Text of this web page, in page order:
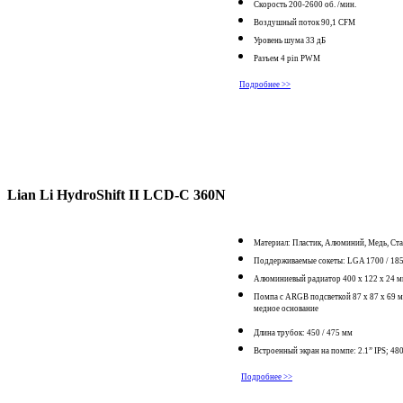
Скорость 200-2600 об. /мин.
Воздушный поток 90,1 CFM
Уровень шума 33 дБ
Разъем 4 pin PWM
Подробнее >>
Lian Li HydroShift II LCD-C 360N
Материал: Пластик, Алюминий, Медь,
Поддерживаемые сокеты: LGA 1700 /
Алюминиевый радиатор 400 x 122 x 24
Помпа с ARGB подсветкой 87 x 87 x 69
медное основание
Длина трубок: 450 / 475 мм
Встроенный экран на помпе: 2.1” IPS;
Подробнее >>